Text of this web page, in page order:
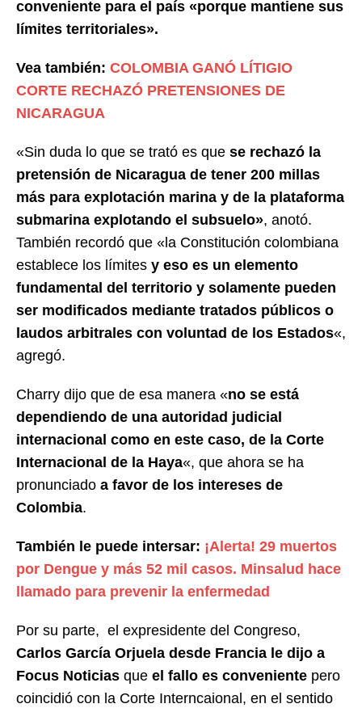
conveniente para el país «porque mantiene sus
límites territoriales».
Vea también: COLOMBIA GANÓ LÍTIGIO
CORTE RECHAZÓ PRETENSIONES DE
NICARAGUA
«Sin duda lo que se trató es que se rechazó la
pretensión de Nicaragua de tener 200 millas
más para explotación marina y de la plataforma
submarina explotando el subsuelo», anotó.
También recordó que «la Constitución colombiana
establece los límites y eso es un elemento
fundamental del territorio y solamente pueden
ser modificados mediante tratados públicos o
laudos arbitrales con voluntad de los Estados«,
agregó.
Charry dijo que de esa manera «no se está
dependiendo de una autoridad judicial
internacional como en este caso, de la Corte
Internacional de la Haya«, que ahora se ha
pronunciado a favor de los intereses de
Colombia.
También le puede intersar: ¡Alerta! 29 muertos
por Dengue y más 52 mil casos. Minsalud hace
llamado para prevenir la enfermedad
Por su parte, el expresidente del Congreso,
Carlos García Orjuela desde Francia le dijo a
Focus Noticias que el fallo es conveniente pero
coincidió con la Corte Interncaional, en el sentido